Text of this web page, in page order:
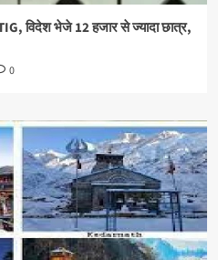
TIG, विदेश भेजे 12 हजार से ज्यादा छात्र,
0